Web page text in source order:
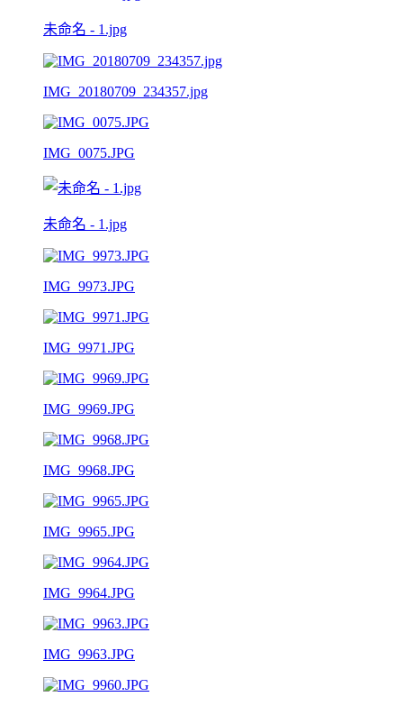
未命名 - 1.jpg
IMG_20180709_234357.jpg
IMG_0075.JPG
未命名 - 1.jpg
IMG_9973.JPG
IMG_9971.JPG
IMG_9969.JPG
IMG_9968.JPG
IMG_9965.JPG
IMG_9964.JPG
IMG_9963.JPG